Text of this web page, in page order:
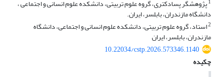
1پژوهشگر پسادکتری، گروه علوم تربیتی، دانشکده علوم انسانی و اجتماعی ،
دانشگاه مازندران، بابلسر، ایران.
2استاد، گروه علوم تربیتی، دانشکده علوم انسانی و اجتماعی، دانشگاه
مازندران، بابلسر، ایران
10.22034/cstp.2026.573346.1140
چکیده